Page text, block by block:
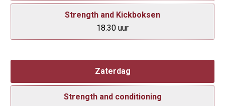
Strength and Kickboksen
18.30 uur
Zaterdag
Strength and conditioning